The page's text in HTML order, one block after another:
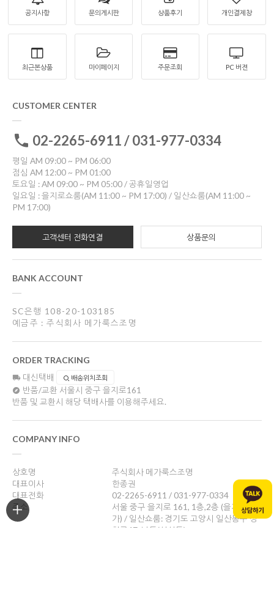
공지사항 문의게시판 상품후기 개인결제창
최근본상품 마이페이지 주문조회 PC 버젼
CUSTOMER CENTER
02-2265-6911 / 031-977-0334
평일 AM 09:00 ~ PM 06:00
점심 AM 12:00 ~ PM 01:00
토요일 : AM 09:00 ~ PM 05:00 / 공휴일영업
일요일 : 을지로쇼룸(AM 11:00 ~ PM 17:00) / 일산쇼룸(AM 11:00 ~
PM 17:00)
고객센터 전화연결 상품문의
BANK ACCOUNT
SC은행 108-20-103185
예금주 : 주식회사 메가룩스조명
ORDER TRACKING
대신택배 배송위치조회
반품/교환 서울시 중구 을지로161
반품 및 교환시 해당 택배사를 이용해주세요.
COMPANY INFO
상호명
주식회사 메가룩스조명
대표이사
한종권
대표전화
02-2265-6911 / 031-977-0334
주소
서울 중구 을지로 161, 1층,2층 (을지로4
가) / 일산쇼룸: 경기도 고양시 일산동구 성
현로47, 나동(성석동)